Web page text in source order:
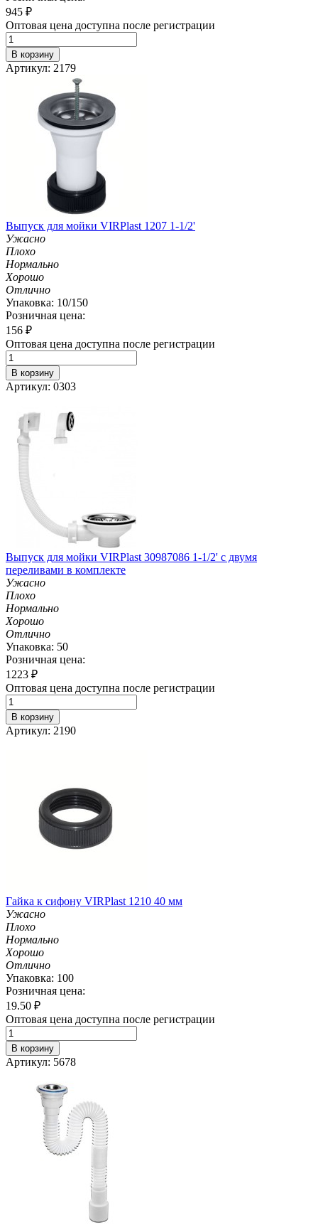
945 ₽
Оптовая цена доступна после регистрации
В корзину
Артикул: 2179
Выпуск для мойки VIRPlast 1207 1-1/2'
Ужасно
Плохо
Нормально
Хорошо
Отлично
Упаковка: 10/150
Розничная цена:
156 ₽
Оптовая цена доступна после регистрации
В корзину
Артикул: 0303
Выпуск для мойки VIRPlast 30987086 1-1/2' с двумя
переливами в комплекте
Ужасно
Плохо
Нормально
Хорошо
Отлично
Упаковка: 50
Розничная цена:
1223 ₽
Оптовая цена доступна после регистрации
В корзину
Артикул: 2190
Гайка к сифону VIRPlast 1210 40 мм
Ужасно
Плохо
Нормально
Хорошо
Отлично
Упаковка: 100
Розничная цена:
19.50 ₽
Оптовая цена доступна после регистрации
В корзину
Артикул: 5678